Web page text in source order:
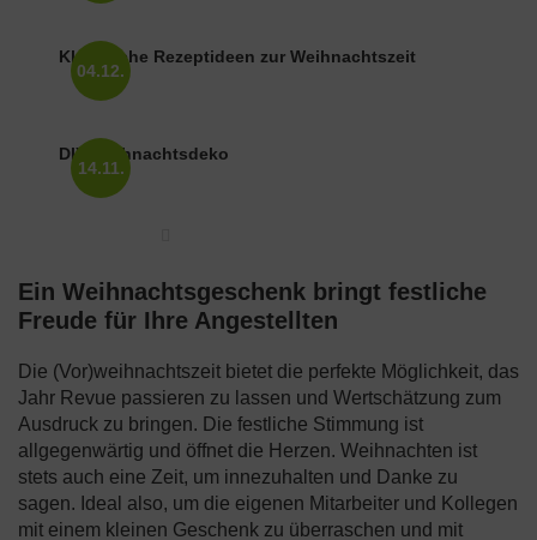
04.12.
Klassische Rezeptideen zur Weihnachtszeit
14.11.
DIY Weihnachtsdeko
Ein Weihnachtsgeschenk bringt festliche
Freude für Ihre Angestellten
Die (Vor)weihnachtszeit bietet die perfekte Möglichkeit, das
Jahr Revue passieren zu lassen und Wertschätzung zum
Ausdruck zu bringen. Die festliche Stimmung ist
allgegenwärtig und öffnet die Herzen. Weihnachten ist
stets auch eine Zeit, um innezuhalten und Danke zu
sagen. Ideal also, um die eigenen Mitarbeiter und Kollegen